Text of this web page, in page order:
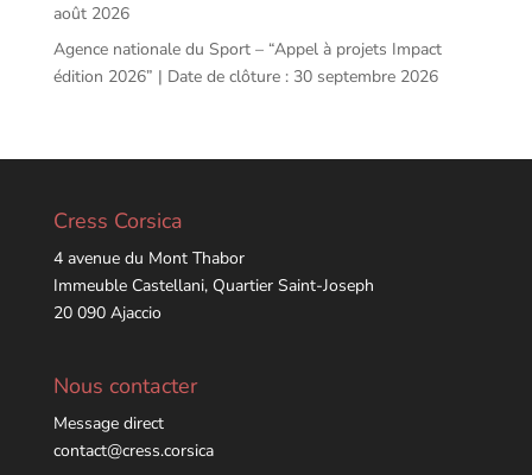
août 2026
Agence nationale du Sport – “Appel à projets Impact
édition 2026” | Date de clôture : 30 septembre 2026
Cress Corsica
4 avenue du Mont Thabor
Immeuble Castellani, Quartier Saint-Joseph
20 090 Ajaccio
Nous contacter
Message direct
contact@cress.corsica